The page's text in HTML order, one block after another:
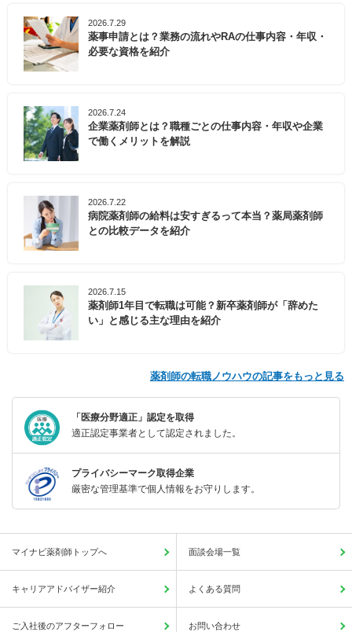
2026.7.29
薬事申請とは？業務の流れやRAの仕事内容・年収・
必要な資格を紹介
2026.7.24
企業薬剤師とは？職種ごとの仕事内容・年収や企業
で働くメリットを解説
2026.7.22
病院薬剤師の給料は安すぎるって本当？薬局薬剤師
との比較データを紹介
2026.7.15
薬剤師1年目で転職は可能？新卒薬剤師が「辞めた
い」と感じる主な理由を紹介
薬剤師の転職ノウハウの記事をもっと見る
「医療分野適正」認定を取得
適正認定事業者として認定されました。
プライバシーマーク取得企業
厳密な管理基準で個人情報をお守りします。
マイナビ薬剤師トップへ 面談会場一覧
キャリアアドバイザー紹介 よくある質問
ご入社後のアフターフォロー お問い合わせ